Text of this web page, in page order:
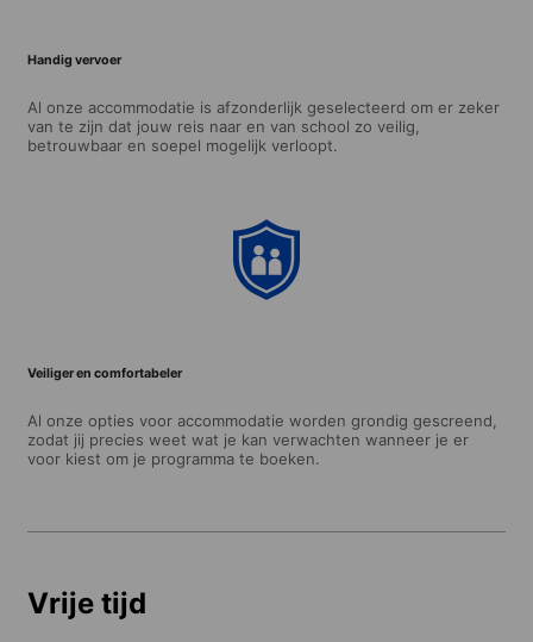
Handig vervoer
Al onze accommodatie is afzonderlijk geselecteerd om er zeker
van te zijn dat jouw reis naar en van school zo veilig,
betrouwbaar en soepel mogelijk verloopt.
Veiliger en comfortabeler
Al onze opties voor accommodatie worden grondig gescreend,
zodat jij precies weet wat je kan verwachten wanneer je er
voor kiest om je programma te boeken.
Vrije tijd